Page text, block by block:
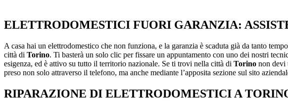
ELETTRODOMESTICI FUORI GARANZIA:
A casa hai un elettrodomestico che non funziona, e la garanzia è scaduta già da tanto
città di Torino. Ti basterà un solo clic per fissare un appuntamento con uno dei nostri
esigenza, ed è attivo su tutto il territorio nazionale. Se ti trovi nella città di Torino non devi
preso non solo attraverso il telefono, ma anche mediante l’apposita sezione sul sito
RIPARAZIONE DI ELETTRODOMESTICI A